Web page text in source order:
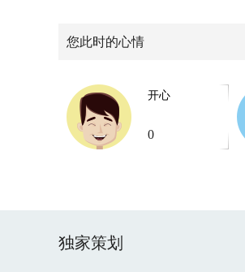
您此时的心情
开心
0
独家策划